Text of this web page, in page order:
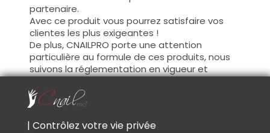
partenaire.
Avec ce produit vous pourrez satisfaire vos
clientes les plus exigeantes !
De plus, CNAILPRO porte une attention
particulière au formule de ces produits, nous
suivons la réglementation en vigueur et
garantissons la conformité de nos produits.
Ceci pour garantir une sécurité d'utilisation
optimale.
| Contrôlez votre vie privée